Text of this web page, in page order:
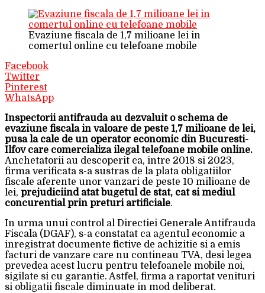
Evaziune fiscala de 1,7 milioane lei in
comertul online cu telefoane mobile
Facebook
Twitter
Pinterest
WhatsApp
Inspectorii antifrauda au dezvaluit o schema de
evaziune fiscala in valoare de peste 1,7 milioane de lei,
pusa la cale de un operator economic din Bucuresti-
Ilfov care comercializa ilegal telefoane mobile online.
Anchetatorii au descoperit ca, intre 2018 si 2023,
firma verificata s-a sustras de la plata obligatiilor
fiscale aferente unor vanzari de peste 10 milioane de
lei, prejudiciind atat bugetul de stat, cat si mediul
concurential prin preturi artificiale.
In urma unui control al Directiei Generale Antifrauda
Fiscala (DGAF), s-a constatat ca agentul economic a
inregistrat documente fictive de achizitie si a emis
facturi de vanzare care nu contineau TVA, desi legea
prevedea acest lucru pentru telefoanele mobile noi,
sigilate si cu garantie. Astfel, firma a raportat venituri
si obligatii fiscale diminuate in mod deliberat.